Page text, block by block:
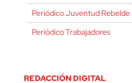
Periódico Juventud Rebelde
Periódico Trabajadores
REDACCIÓN DIGITAL